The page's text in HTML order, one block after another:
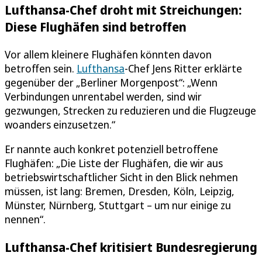
Lufthansa-Chef droht mit Streichungen:
Diese Flughäfen sind betroffen
Vor allem kleinere Flughäfen könnten davon
betroffen sein. Lufthansa-Chef Jens Ritter erklärte
gegenüber der „Berliner Morgenpost“: „Wenn
Verbindungen unrentabel werden, sind wir
gezwungen, Strecken zu reduzieren und die Flugzeuge
woanders einzusetzen.“
Er nannte auch konkret potenziell betroffene
Flughäfen: „Die Liste der Flughäfen, die wir aus
betriebswirtschaftlicher Sicht in den Blick nehmen
müssen, ist lang: Bremen, Dresden, Köln, Leipzig,
Münster, Nürnberg, Stuttgart – um nur einige zu
nennen“.
Lufthansa-Chef kritisiert Bundesregierung